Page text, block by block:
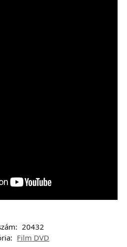
20432
Film DVD